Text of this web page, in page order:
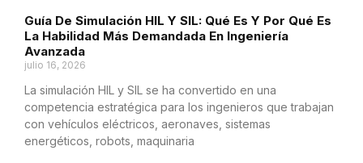
Guía De Simulación HIL Y SIL: Qué Es Y Por Qué Es
La Habilidad Más Demandada En Ingeniería
Avanzada
julio 16, 2026
La simulación HIL y SIL se ha convertido en una
competencia estratégica para los ingenieros que trabajan
con vehículos eléctricos, aeronaves, sistemas
energéticos, robots, maquinaria